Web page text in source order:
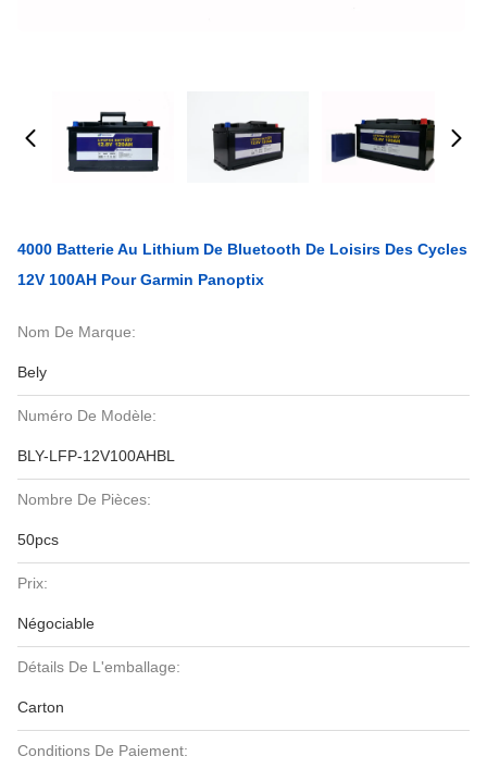
4000 Batterie Au Lithium De Bluetooth De Loisirs Des Cycles
12V 100AH Pour Garmin Panoptix
Nom De Marque:
Bely
Numéro De Modèle:
BLY-LFP-12V100AHBL
Nombre De Pièces:
50pcs
Prix:
Négociable
Détails De L'emballage:
Carton
Conditions De Paiement: